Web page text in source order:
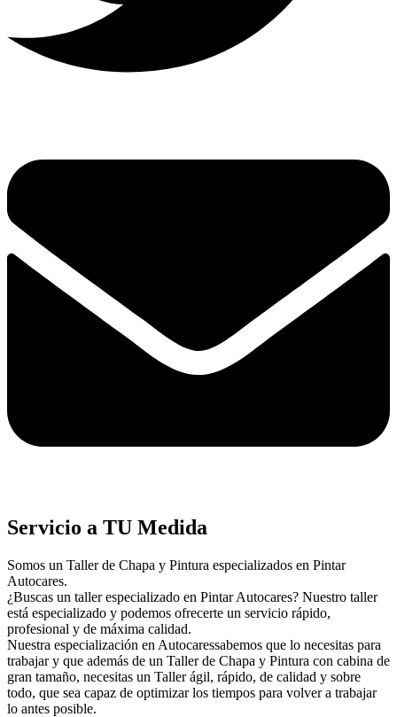
Servicio a TU Medida
Somos un Taller de Chapa y Pintura especializados en Pintar
Autocares.
¿Buscas un taller especializado en Pintar Autocares? Nuestro taller
está especializado y podemos ofrecerte un servicio rápido,
profesional y de máxima calidad.
Nuestra especialización en Autocaressabemos que lo necesitas para
trabajar y que además de un Taller de Chapa y Pintura con cabina de
gran tamaño, necesitas un Taller ágil, rápido, de calidad y sobre
todo, que sea capaz de optimizar los tiempos para volver a trabajar
lo antes posible.